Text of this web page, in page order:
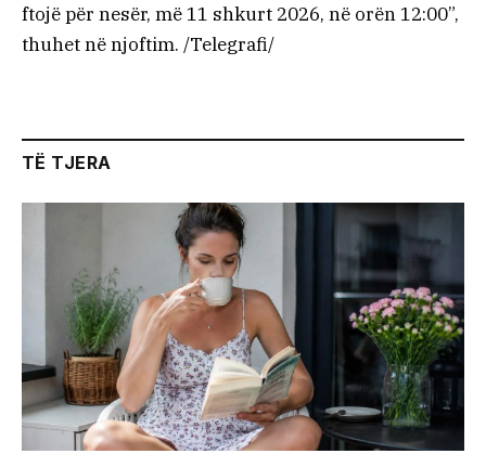
ftojë për nesër, më 11 shkurt 2026, në orën 12:00”,
thuhet në njoftim. /Telegrafi/
TË TJERA